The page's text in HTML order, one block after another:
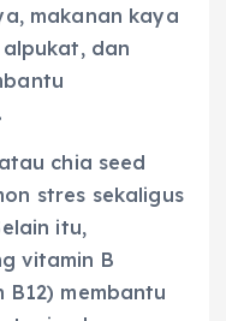
makanan kaya
dan
chia seed
stres sekaligus
itu,
vitamin B
membantu